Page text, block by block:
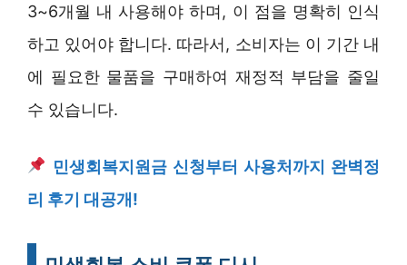
3~6개월 내 사용해야 하며, 이 점을 명확히 인식
하고 있어야 합니다. 따라서, 소비자는 이 기간 내
에 필요한 물품을 구매하여 재정적 부담을 줄일
수 있습니다.
민생회복지원금 신청부터 사용처까지 완벽정
리 후기 대공개!